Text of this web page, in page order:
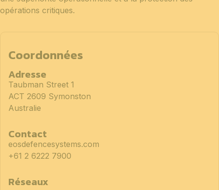
opérations critiques.
Coordonnées
Adresse
Taubman Street 1
ACT 2609 Symonston
Australie
Contact
eosdefencesystems.com
+61 2 6222 7900
Réseaux